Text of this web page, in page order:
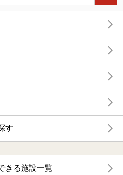
す
きる施設一覧